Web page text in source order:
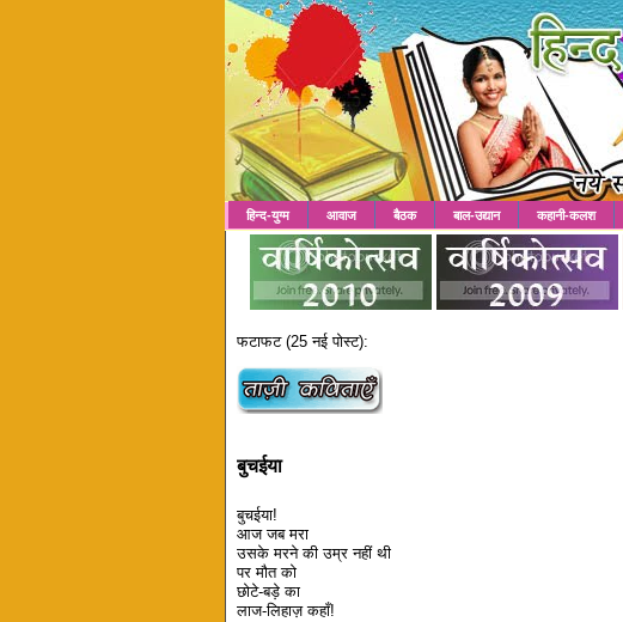
हिन्द-युग्म आवाज बैठक बाल-उद्यान कहानी-कलश
फटाफट (25 नई पोस्ट):
बुचईया
बुचईया!
आज जब मरा
उसके मरने की उम्र नहीं थी
पर मौत को
छोटे-बड़े का
लाज-लिहाज़ कहाँ!